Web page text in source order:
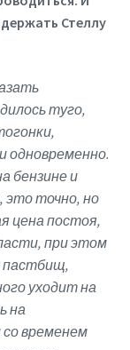
Стеллу
туго,
одновременно.
бензине и
это точно, но
цена постоя,
при этом
пастбищ,
уходит на
на
временем